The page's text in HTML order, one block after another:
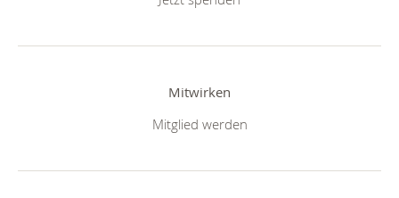
Mitwirken
Mitglied werden